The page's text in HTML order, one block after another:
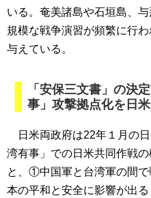
いる。奄美諸島や石垣島、
規模な戦争演習が頻繁に行
与えている。
「安保三文書」の決
事」攻撃拠点化を日
日米両政府は22年１月の
湾有事」での日米共同作戦
と、①中国軍と台湾軍の間で
本の平和と安全に影響が出